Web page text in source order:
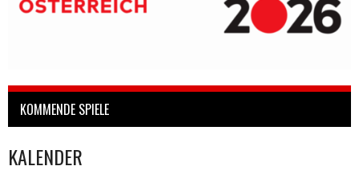
KOMMENDE SPIELE
KALENDER